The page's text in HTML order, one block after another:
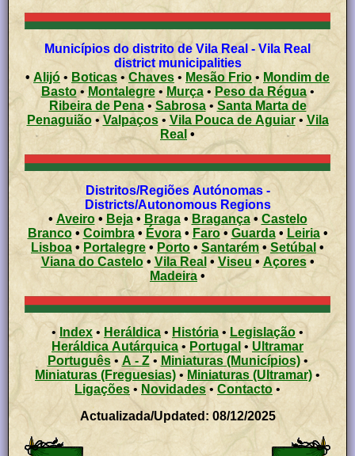
Municípios do distrito de Vila Real - Vila Real
district municipalities
• Alijó • Boticas • Chaves • Mesão Frio • Mondim de
Basto• Montalegre• Murça• Peso da Régua•
Ribeira de Pena• Sabrosa• Santa Marta de
Penaguião•Valpaços• Vila Pouca de Aguiar• Vila
Real •
Distritos/Regiões Autónomas -
Districts/Autonomous Regions
• Aveiro• Beja• Braga• Bragança•Castelo
Branco• Coimbra• Évora•Faro• Guarda• Leiria•
Lisboa • Portalegre • Porto • Santarém •Setúbal •
Viana do Castelo• Vila Real • Viseu• Açores •
Madeira •
• Index• Heráldica • História • Legislação •
Heráldica Autárquica • Portugal • Ultramar
Português• A - Z• Miniaturas (Municípios)•
Miniaturas (Freguesias) •Miniaturas (Ultramar) •
Ligações • Novidades• Contacto •
Actualizada/Updated: 08/12/2025